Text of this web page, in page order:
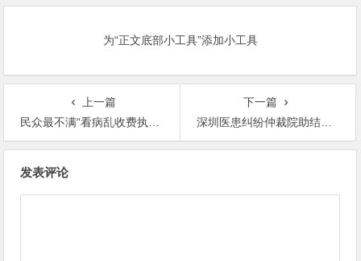
为“正文底部小工具”添加小工具
上一篇
民众最不满“看病乱收费执法”
下一篇
深圳医患纠纷仲裁院助结案提速(图)
发表评论